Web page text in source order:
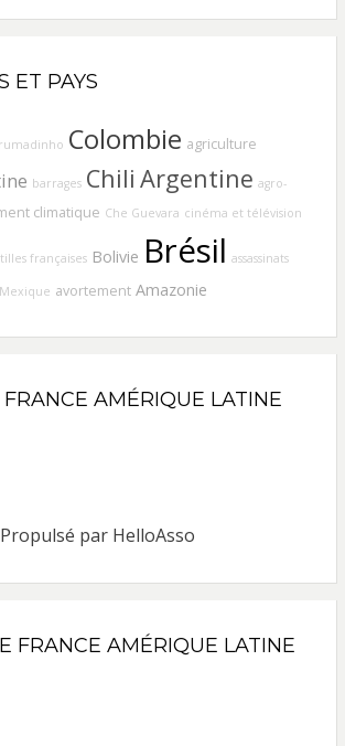
ET PAYS
Colombie agriculture
barrages Chili Argentine agro-
climatique Che Guevara cinéma et télévision
françaises Bolivie Brésil assassinats
avortement Amazonie
AMÉRIQUE LATINE
Propulsé par HelloAsso
FRANCE AMÉRIQUE LATINE